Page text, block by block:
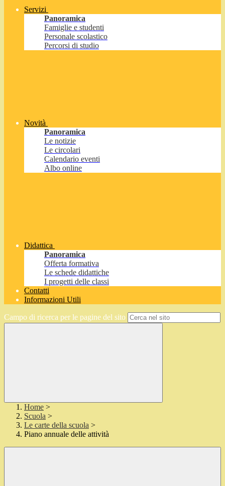
Servizi
Panoramica
Famiglie e studenti
Personale scolastico
Percorsi di studio
Novità
Panoramica
Le notizie
Le circolari
Calendario eventi
Albo online
Didattica
Panoramica
Offerta formativa
Le schede didattiche
I progetti delle classi
Contatti
Informazioni Utili
Campo di ricerca per le pagine del sito
Home >
Scuola >
Le carte della scuola >
Piano annuale delle attività